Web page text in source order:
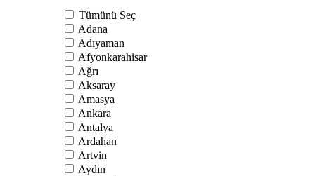
Tümünü Seç
Adana
Adıyaman
Afyonkarahisar
Ağrı
Aksaray
Amasya
Ankara
Antalya
Ardahan
Artvin
Aydın